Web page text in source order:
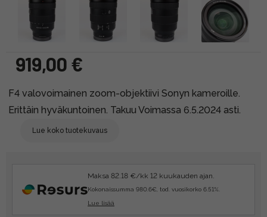
919,00 €
F4 valovoimainen zoom-objektiivi Sonyn kameroille.
Erittäin hyväkuntoinen. Takuu Voimassa 6.5.2024 asti.
Lue koko tuotekuvaus
Maksa 82.18 €/kk 12 kuukauden ajan.
Kokonaissumma 980.6€, tod. vuosikorko 6.51%.
Lue lisää